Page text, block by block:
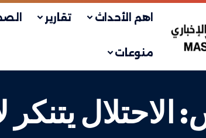
اهم الأحداث تقارير
منوعات
يتنكر